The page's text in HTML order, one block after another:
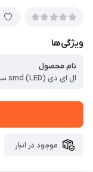
ویژگی‌ها
نام محصول
ال ای دی (LED) smd سایز 0805
موجود در انبار